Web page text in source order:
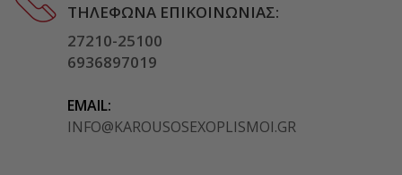
ΤΗΛΈΦΩΝΑ ΕΠΙΚΟΙΝΩΝΊΑΣ:
27210-25100
6936897019
EMAIL:
INFO@KAROUSOSEXOPLISMOI.GR